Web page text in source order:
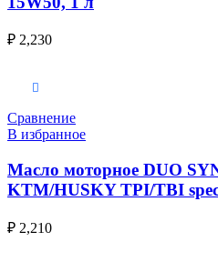
₽ 2,230
Сравнение
В избранное
Масло моторное DUO
KTM/HUSKY TPI/TBI
₽ 2,210